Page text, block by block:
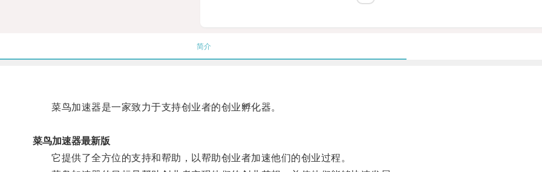
简介
菜鸟加速器是一家致力于支持创业者的创业孵化器。
菜鸟加速器最新版
它提供了全方位的支持和帮助，以帮助创业者加速他们的创业过程。